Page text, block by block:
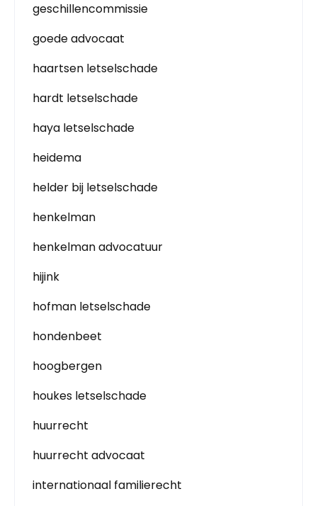
geschillencommissie
goede advocaat
haartsen letselschade
hardt letselschade
haya letselschade
heidema
helder bij letselschade
henkelman
henkelman advocatuur
hijink
hofman letselschade
hondenbeet
hoogbergen
houkes letselschade
huurrecht
huurrecht advocaat
internationaal familierecht